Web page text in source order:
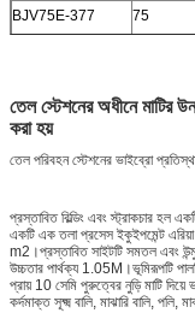
BJV75E-377
75
তেল স্টেশনের অধীনে মাটির
করা হয়
তেল পরিবহন স্টেশনের ভাইব্রো
প্রস্তাবিত বিল্ডিং এবং স্ট্রাকচার হল
একটি এক তলা প্রসেস ইকুইপমেন্ট
m2।প্রস্তাবিত সাইটটি সমতল এবং
উচ্চতার পার্থক্য 1.05M।ভূমিরূপটি
প্রায় 10 সেমি পুরুত্বের নুড়ি মাটি দিয়ে
কর্দমাক্ত সূক্ষ্ম বালি, মাঝারি বালি, পলি,